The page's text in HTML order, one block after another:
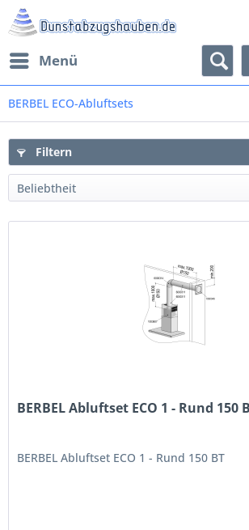
Menü
BERBEL ECO-Abluftsets
Filtern
BERBEL Abluftset ECO 1 - Rund 150
BERBEL Abluftset ECO 1 - Rund 150 BT